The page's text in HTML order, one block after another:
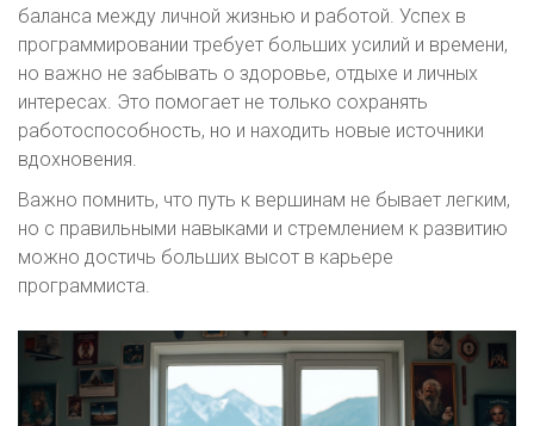
баланса между личной жизнью и работой. Успех в
программировании требует больших усилий и времени,
но важно не забывать о здоровье, отдыхе и личных
интересах. Это помогает не только сохранять
работоспособность, но и находить новые источники
вдохновения.
Важно помнить, что путь к вершинам не бывает легким,
но с правильными навыками и стремлением к развитию
можно достичь больших высот в карьере
программиста.